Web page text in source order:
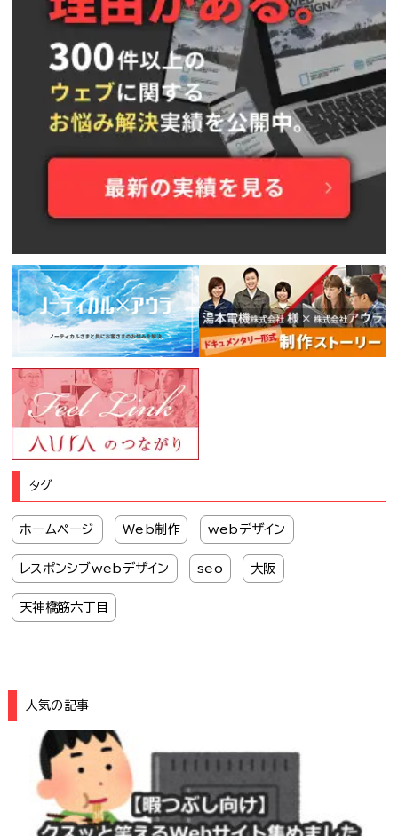
タグ
ホームページ Web制作 webデザイン
レスポンシブwebデザイン seo 大阪
天神橋筋六丁目
人気の記事